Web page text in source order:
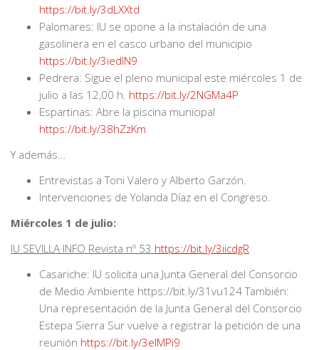
https://bit.ly/3dLXXtd
Palomares: IU se opone a la instalación de una
gasolinera en el casco urbano del municipio
https://bit.ly/3iedIN9
Pedrera: Sigue el pleno municipal este miércoles 1 de
julio a las 12,00 h. https://bit.ly/2NGMa4P
Espartinas: Abre la piscina municipal
https://bit.ly/38hZzKm
Y además...
Entrevistas a Toni Valero y Alberto Garzón.
Intervenciones de Yolanda Díaz en el Congreso.
Miércoles 1 de julio:
IU SEVILLA INFO Revista nº 53 https://bit.ly/3iicdgR
Casariche: IU solicita una Junta General del Consorcio
de Medio Ambiente https://bit.ly/31vu124 También:
Una representación de la Junta General del Consorcio
Estepa Sierra Sur vuelve a registrar la petición de una
reunión https://bit.ly/3eIMPi9